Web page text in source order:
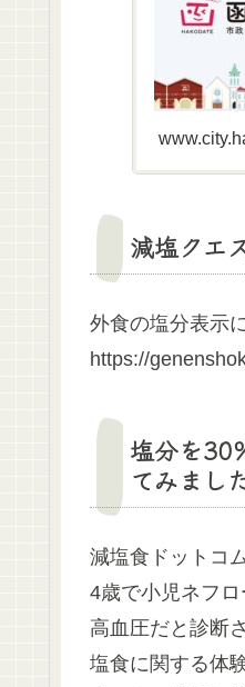
減塩クエ
外食の塩分表示
https://
塩分を30
てみまし
減塩食ドットコ
4歳で小児ネフ
高血圧だと診断
塩食に関する体